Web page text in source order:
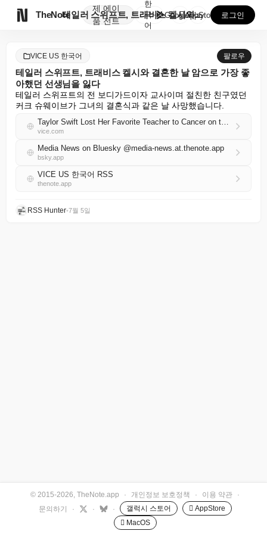
TheNote
제
품
에이
전트
테일러 스위프트, 트래비스 켈시와 결혼한 날 암으로 가...
한
국
어
GooglePlay
AppStore 로그인
VICE US 한국어 팔로우
테일러 스위프트, 트래비스 켈시와 결혼한 날 암으로 가장 좋
아했던 선생님을 잃다
테일러 스위프트의 전 보디가드이자 교사이며 절친한 친구였던
커크 슈웨이브가 그녀의 결혼식과 같은 날 사망했습니다.
Taylor Swift Lost Her Favorite Teacher to Cancer on the Same Day She Married Travis Kelce
vice.com
Media News on Bluesky @media-news.at.thenote.app
bsky.app
VICE US 한국어 RSS
thenote.app
RSS Hunter•7월 5일
© 2015-2026, TheNote.app · 개인정보 보호정책 · 이용 약관
·
문의하기
· · · 갤럭시 스토어
 AppStore
 MacOS